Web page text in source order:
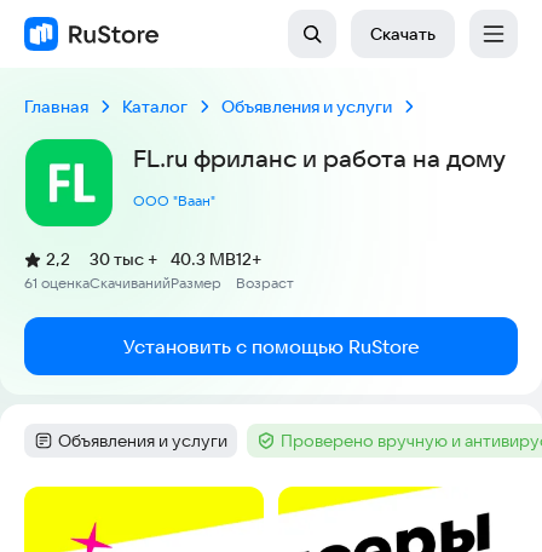
Скачать
Главная Каталог Объявления и услуги
FL.ru фриланс и работа на дому
ООО "Ваан"
Рейтинг:
2,2
(
61 оценка
)
Скачиваний
30 тыс +
Размер
40.3 MB
Возраст
12+
Установить с помощью RuStore
Категория:
Объявления и услуги Тег :Проверено вручную и
Скриншоты